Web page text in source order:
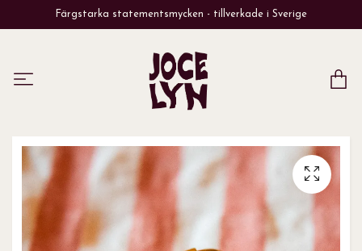
Färgstarka statementsmycken - tillverkade i Sverige